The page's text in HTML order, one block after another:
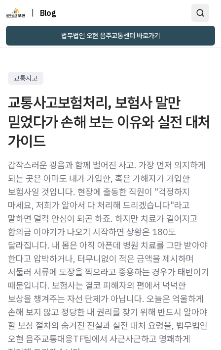
Blog
법무법인 오현 음주교통센터 바로가기
교통사고
교통사고보험처리, 보험사 말만
믿었다가 손해 보는 이유와 실전 대처
가이드
갑작스러운 굉음과 함께 벌어진 사고. 가장 먼저 의지하게
되는 곳은 아마도 내가 가입한, 혹은 가해자가 가입한
보험사일 것입니다. 현장에 출동한 직원이 "걱정하지
마세요, 저희가 알아서 다 처리해 드리겠습니다"라고
말하면 덜컥 안심이 되곤 하죠. 하지만 치료가 길어지고
합의금 이야기가 나오기 시작하면 상황은 180도
달라집니다. 내 몸은 아직 아픈데 병원 치료를 그만 받아야
한다고 압박하거나, 터무니없이 적은 금액을 제시하며
서둘러 서류에 도장을 찍으라고 종용하는 경우가 태반이기
때문입니다. 보험사는 결코 피해자의 편에서 넉넉한
보상을 챙겨주는 자선 단체가 아닙니다. 오늘은 억울하게
손해 보지 않고 정당한 내 권리를 찾기 위해 반드시 알아야
할 보상 절차의 숨겨진 진실과 실전 대처 요령을, 법무법인
오현 음주교통대응TF팀에서 사근사근하고 명쾌하게